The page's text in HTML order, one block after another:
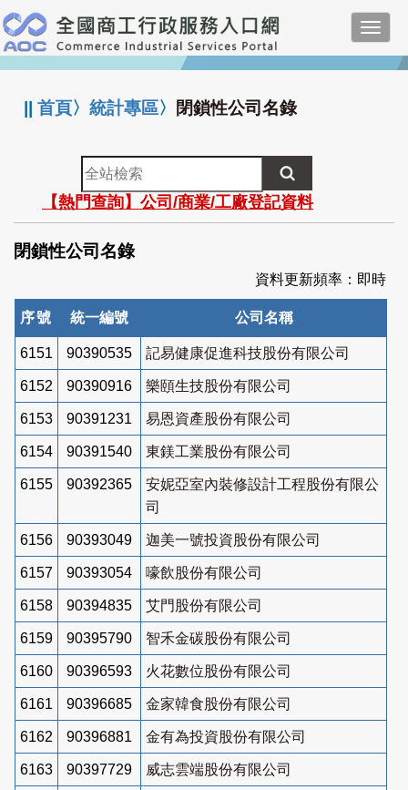
跳
到
主
要
:::
||首頁〉統計專區〉 閉鎖性公司名錄
全
站
檢
索
【熱門查詢】公司/商業/工廠登記資料
閉鎖性公司名錄
資料更新頻率：即時
序號 統一編號 公司名稱
6151 90390535 記易健康促進科技股份有限公司
6152 90390916 樂頤生技股份有限公司
6153 90391231 易恩資產股份有限公司
6154 90391540 東鎂工業股份有限公司
6155 90392365
安妮亞室內裝修設計工程股份有限公
司
6156 90393049 迦美一號投資股份有限公司
6157 90393054 嚎飲股份有限公司
6158 90394835 艾門股份有限公司
6159 90395790 智禾金碳股份有限公司
6160 90396593 火花數位股份有限公司
6161 90396685 金家韓食股份有限公司
6162 90396881 金有為投資股份有限公司
6163 90397729 威志雲端股份有限公司